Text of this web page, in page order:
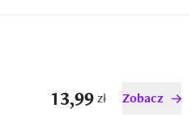
13,99zł Zobacz